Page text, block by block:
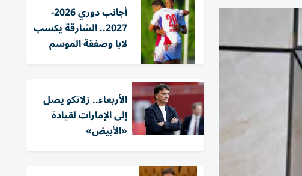
أجانب دوري 2026-
2027.. الشارقة يكسب
لابا وصفقة الموسم
الأربعاء.. زلاتكو يصل
إلى الإمارات لقيادة
«الأبيض»